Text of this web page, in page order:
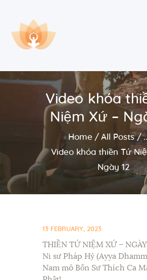
Video khóa
Niệm Xứ –
Home All Posts
Video khóa thiền Tứ
Ngày 12
Trang chủ
Bài giảng
Lớp học và sự kiện
Về Dhammaduta
13 FEBRUARY, 2023
THIỀN TỨ NIỆM XỨ – NGÀY
Ni sư Pháp Hỷ (Ayya
Nam mô Bổn Sư Thích Ca